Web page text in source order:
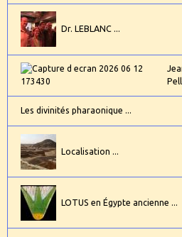
Dr. LEBLANC ...
Les divinités pharaonique ...
Localisation ...
LOTUS en Égypte ancienne ...